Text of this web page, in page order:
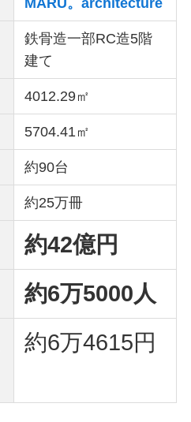
MARU。architecture
鉄骨造一部RC造5階
建て
4012.29㎡
5704.41㎡
約90台
約25万冊
約42億円
約6万5000人
約6万4615円